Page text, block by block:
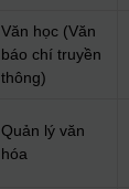
Văn học (Văn
báo chí truyền
thông)
Quản lý văn
hóa